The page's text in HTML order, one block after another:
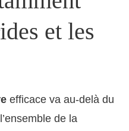
et les
efficace va au-delà du
de la